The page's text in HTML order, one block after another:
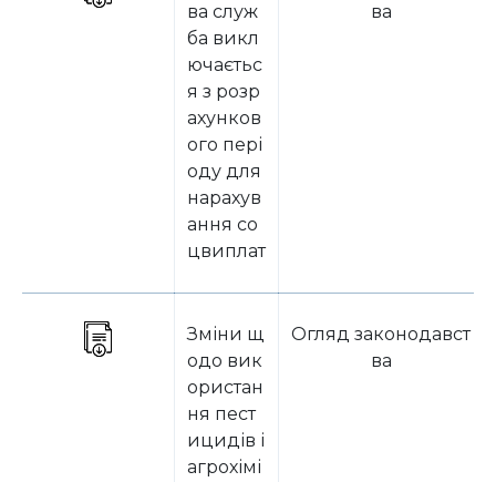
ва служ
ба викл
ючаєтьс
я з розр
ахунков
ого пері
оду для
нарахув
ання со
цвиплат
ва
Зміни щ
одо вик
ористан
ня пест
ицидів і
агрохімі
Огляд законодавст
ва